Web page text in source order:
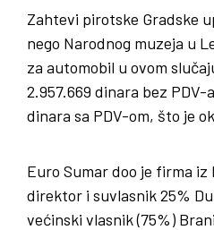
Zahtevi pirotske Gradske
nego Narodnog muzeja u
za automobil u ovom
2.957.669 dinara bez PDV-
dinara sa PDV-om, što je
Euro Sumar doo je firma iz
direktor i suvlasnik 25%
većinski vlasnik (75%)